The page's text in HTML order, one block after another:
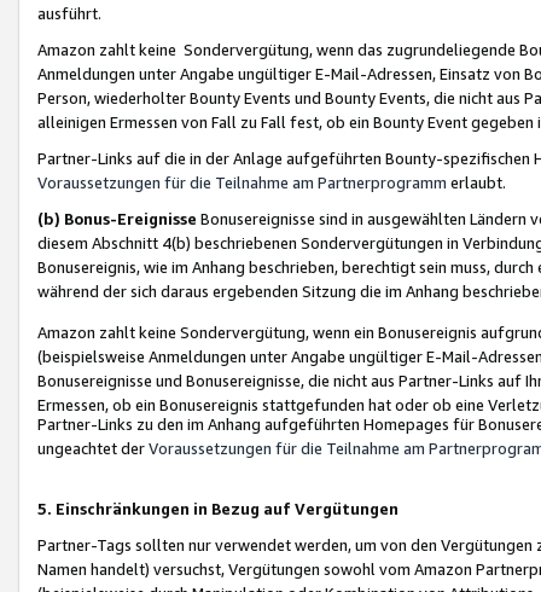
ausführt.
Amazon zahlt keine Sondervergütung, wenn das zugrundeliegende
Anmeldungen unter Angabe ungültiger E-Mail-Adressen, Einsatz von
Person, wiederholter Bounty Events und Bounty Events, die nicht
alleinigen Ermessen von Fall zu Fall fest, ob ein Bounty Event
Partner-Links auf die in der Anlage aufgeführten Bounty-spezifischen
Voraussetzungen für die Teilnahme am Partnerprogramm erlaubt.
(b) Bonus-Ereignisse Bonusereignisse sind in ausgewählten Ländern
diesem Abschnitt 4(b) beschriebenen Sondervergütungen in
Bonusereignis, wie im Anhang beschrieben, berechtigt sein muss,
während der sich daraus ergebenden Sitzung die im Anhang
Amazon zahlt keine Sondervergütung, wenn ein Bonusereignis
(beispielsweise Anmeldungen unter Angabe ungültiger E-Mail-
Bonusereignisse und Bonusereignisse, die nicht aus Partner-Links auf
Ermessen, ob ein Bonusereignis stattgefunden hat oder ob eine
Partner-Links zu den im Anhang aufgeführten Homepages für
ungeachtet derVoraussetzungen für die Teilnahme am
5. Einschränkungen in Bezug auf Vergütungen
Partner-Tags sollten nur verwendet werden, um von den
Namen handelt) versuchst, Vergütungen sowohl vom Amazon